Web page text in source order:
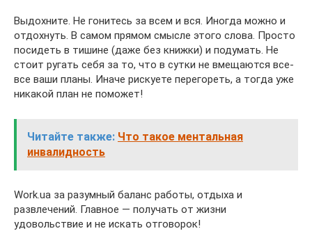
Выдохните. Не гонитесь за всем и вся. Иногда можно и
отдохнуть. В самом прямом смысле этого слова. Просто
посидеть в тишине (даже без книжки) и подумать. Не
стоит ругать себя за то, что в сутки не вмещаются все-
все ваши планы. Иначе рискуете перегореть, а тогда уже
никакой план не поможет!
Читайте также: Что такое ментальная
инвалидность
Work.ua за разумный баланс работы, отдыха и
развлечений. Главное — получать от жизни
удовольствие и не искать отговорок!